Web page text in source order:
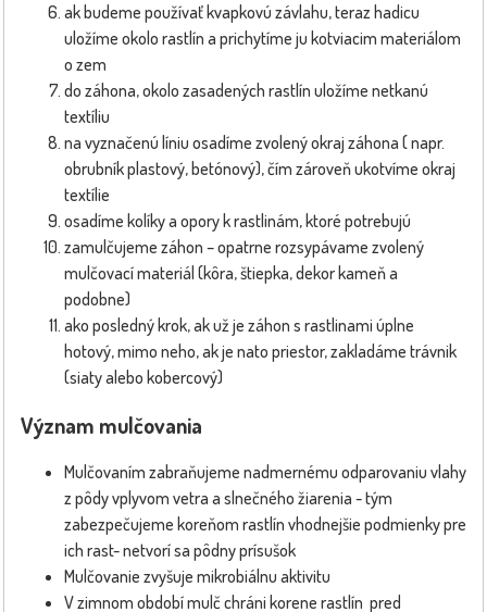
ak budeme používať kvapkovú závlahu, teraz hadicu
uložíme okolo rastlín a prichytíme ju kotviacim materiálom
o zem
do záhona, okolo zasadených rastlín uložíme netkanú
textíliu
na vyznačenú líniu osadíme zvolený okraj záhona ( napr.
obrubník plastový, betónový), čím zároveň ukotvíme okraj
textílie
osadíme kolíky a opory k rastlinám, ktoré potrebujú
zamulčujeme záhon – opatrne rozsypávame zvolený
mulčovací materiál (kôra, štiepka, dekor kameň a
podobne)
ako posledný krok, ak už je záhon s rastlinami úplne
hotový, mimo neho, ak je nato priestor, zakladáme trávnik
(siaty alebo kobercový)
Význam mulčovania
Mulčovaním zabraňujeme nadmernému odparovaniu vlahy
z pôdy vplyvom vetra a slnečného žiarenia - tým
zabezpečujeme koreňom rastlín vhodnejšie podmienky pre
ich rast- netvorí sa pôdny prísušok
Mulčovanie zvyšuje mikrobiálnu aktivitu
V zimnom období mulč chráni korene rastlín pred